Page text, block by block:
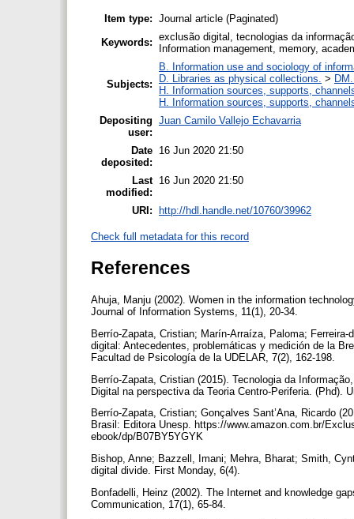
Item type: Journal article (Paginated)
Keywords: exclusão digital, tecnologias da
Information management, memory,
Subjects:
B. Information use and sociology of
D. Libraries as physical collections. >
H. Information sources, supports,
H. Information sources, supports,
Depositing
user:
Juan Camilo Vallejo Echavarria
Date
deposited:
16 Jun 2020 21:50
Last
modified:
16 Jun 2020 21:50
URI: http://hdl.handle.net/10760/39962
Check full metadata for this record
References
Ahuja, Manju (2002). Women in the information
Journal of Information Systems, 11(1), 20-34.
Berrío-Zapata, Cristian; Marín-Arraíza, Paloma;
digital: Antecedentes, problemáticas y medición de la
Facultad de Psicología de la UDELAR, 7(2), 162-198.
Berrío-Zapata, Cristian (2015). Tecnologia da
Digital na perspectiva da Teoria Centro-Periferia. (Phd).
Berrío-Zapata, Cristian; Gonçalves Sant’Ana, Ricardo
Brasil: Editora Unesp. https://www.amazon.com.br/
ebook/dp/B07BY5YGYK
Bishop, Anne; Bazzell, Imani; Mehra, Bharat; Smith,
digital divide. First Monday, 6(4).
Bonfadelli, Heinz (2002). The Internet and knowledge
Communication, 17(1), 65-84.